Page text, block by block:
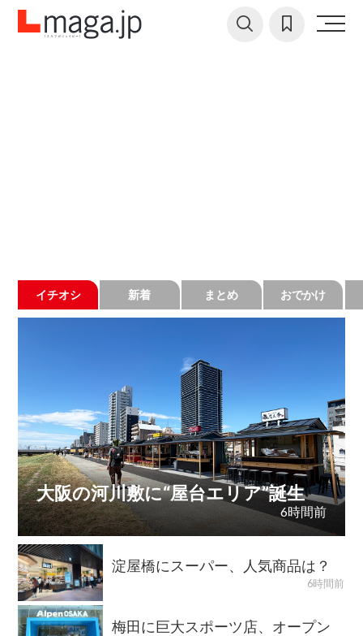
イチオシ 新着 まとめ おでかけ
大阪の河川敷に“屋台エリア”誕生
6時間前
淀屋橋にスーパー、人気商品は？
6時間前
梅田に巨大スポーツ店、オープン